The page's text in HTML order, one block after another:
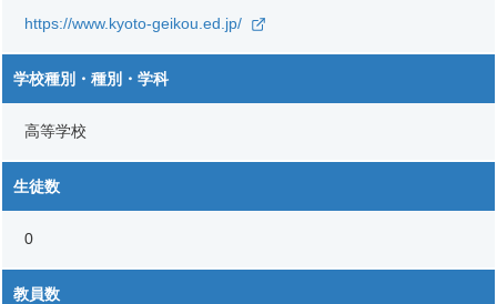
https://www.kyoto-geikou.ed.jp/
学校種別・種別・学科
高等学校
生徒数
0
教員数